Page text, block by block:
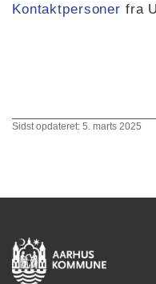
Kontaktpersoner fra
Sidst opdateret: 5. marts 2025